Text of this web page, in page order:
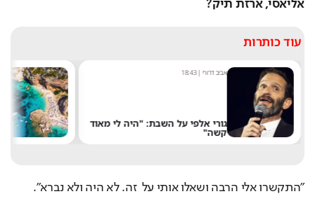
אליאסי, ארזת תיק?
עוד כותרות
אביב דרורי|
18:43
גורי אלפי על השבת: "היה לי מאוד
קשה"
"התקשרו אלי הרבה ושאלו אותי על  זה. לא היה ולא נברא".